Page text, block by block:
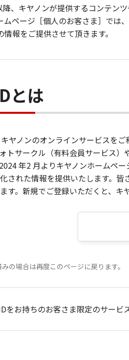
、キヤノンが提供するコンテン
ムページ［個人のお客さま］では
情報をご提供させて頂きます。
とは
キヤノンのオンラインサービスを
トサークル（有料会員サービス
年2 月よりキヤノンホームペ
された情報を提供いたします。
す。新規でご登録いただくと、キ
の場合は再度このページに戻ります。
をお持ちのお客さま限定のサービ